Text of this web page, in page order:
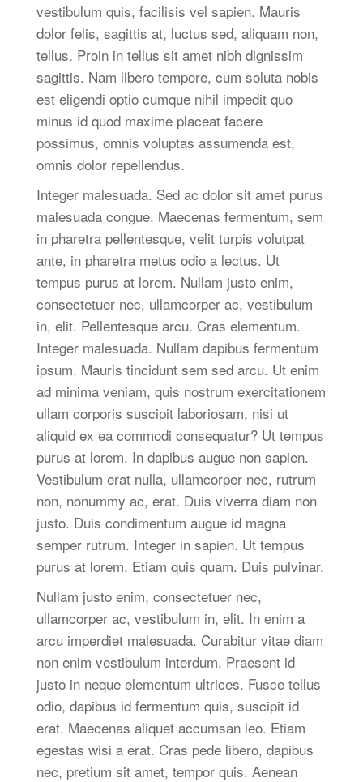
vestibulum quis, facilisis vel sapien. Mauris
dolor felis, sagittis at, luctus sed, aliquam non,
tellus. Proin in tellus sit amet nibh dignissim
sagittis. Nam libero tempore, cum soluta nobis
est eligendi optio cumque nihil impedit quo
minus id quod maxime placeat facere
possimus, omnis voluptas assumenda est,
omnis dolor repellendus.
Integer malesuada. Sed ac dolor sit amet purus
malesuada congue. Maecenas fermentum, sem
in pharetra pellentesque, velit turpis volutpat
ante, in pharetra metus odio a lectus. Ut
tempus purus at lorem. Nullam justo enim,
consectetuer nec, ullamcorper ac, vestibulum
in, elit. Pellentesque arcu. Cras elementum.
Integer malesuada. Nullam dapibus fermentum
ipsum. Mauris tincidunt sem sed arcu. Ut enim
ad minima veniam, quis nostrum exercitationem
ullam corporis suscipit laboriosam, nisi ut
aliquid ex ea commodi consequatur? Ut tempus
purus at lorem. In dapibus augue non sapien.
Vestibulum erat nulla, ullamcorper nec, rutrum
non, nonummy ac, erat. Duis viverra diam non
justo. Duis condimentum augue id magna
semper rutrum. Integer in sapien. Ut tempus
purus at lorem. Etiam quis quam. Duis pulvinar.
Nullam justo enim, consectetuer nec,
ullamcorper ac, vestibulum in, elit. In enim a
arcu imperdiet malesuada. Curabitur vitae diam
non enim vestibulum interdum. Praesent id
justo in neque elementum ultrices. Fusce tellus
odio, dapibus id fermentum quis, suscipit id
erat. Maecenas aliquet accumsan leo. Etiam
egestas wisi a erat. Cras pede libero, dapibus
nec, pretium sit amet, tempor quis. Aenean